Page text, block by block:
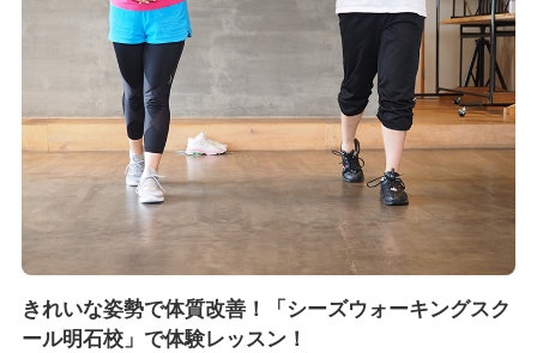
きれいな姿勢で体質改善！「シーズウォーキングスク
ール明石校」で体験レッスン！